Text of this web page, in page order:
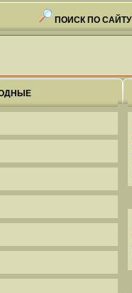
ПОИСК ПО САЙТУ